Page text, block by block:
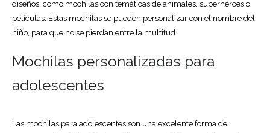
diseños, como mochilas con temáticas de animales, superhéroes o
películas. Estas mochilas se pueden personalizar con el nombre del
niño, para que no se pierdan entre la multitud.
Mochilas personalizadas para
adolescentes
Las mochilas para adolescentes son una excelente forma de